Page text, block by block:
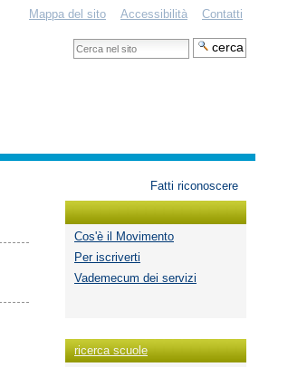
Mappa del sito Accessibilità Contatti
Cerca
nel
Fatti riconoscere
Cos'è il Movimento
Per iscriverti
Vademecum dei servizi
ricerca scuole